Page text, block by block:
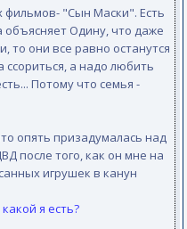
"Сын Маски". Есть
объясняет Одину, что даже
то они все равно останутся
а надо любить
Потому что семья -
опять призадумалась над
после того, как он мне на
игрушек в канун
я есть?